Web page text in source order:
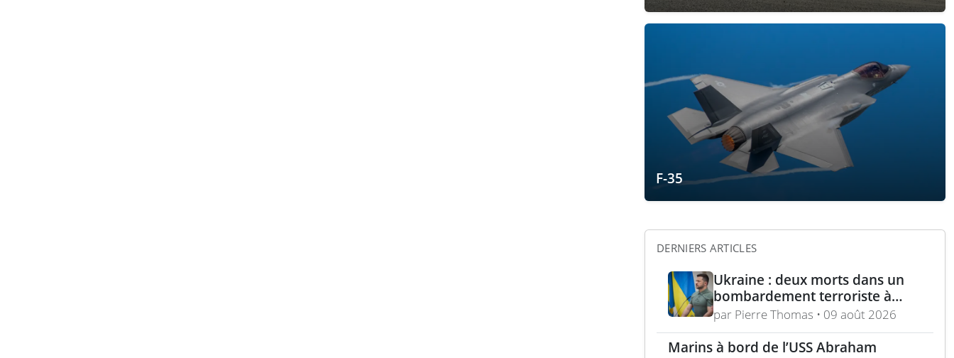
F-35
DERNIERS ARTICLES
Ukraine : deux morts dans un
bombardement terroriste à
Kharkiv – acquisition turque de
lance-roquettes M270 et
missiles ATACMS
par Pierre Thomas • 09 août 2026
Marins à bord de l’USS Abraham